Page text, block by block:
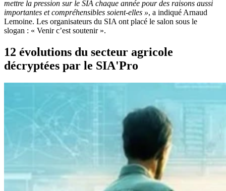
mettre la pression sur le SIA chaque année pour des raisons aussi
importantes et compréhensibles soient-elles », a indiqué Arnaud
Lemoine. Les organisateurs du SIA ont placé le salon sous le
slogan : « Venir c’est soutenir ».
12 évolutions du secteur agricole
décryptées par le SIA'Pro